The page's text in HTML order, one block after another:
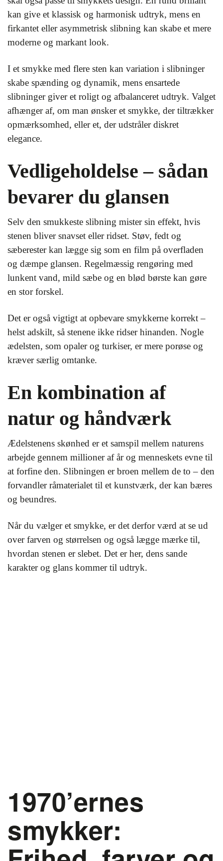
kan give et klassisk og harmonisk udtryk, mens en
firkantet eller asymmetrisk slibning kan skabe et mere
moderne og markant look.
I et smykke med flere sten kan variation i slibninger
skabe spænding og dynamik, mens ensartede
slibninger giver et roligt og afbalanceret udtryk. Valget
afhænger af, om man ønsker et smykke, der tiltrækker
opmærksomhed, eller et, der udstråler diskret
elegance.
Vedligeholdelse – sådan
bevarer du glansen
Selv den smukkeste slibning mister sin effekt, hvis
stenen bliver snavset eller ridset. Støv, fedt og
sæberester kan lægge sig som en film på overfladen
og dæmpe glansen. Regelmæssig rengøring med
lunkent vand, mild sæbe og en blød børste kan gøre
en stor forskel.
Det er også vigtigt at opbevare smykkerne korrekt –
helst adskilt, så stenene ikke ridser hinanden. Nogle
ædelsten, som opaler og turkiser, er mere porøse og
kræver særlig omtanke.
En kombination af
natur og håndværk
Ædelstenens skønhed er et samspil mellem naturens
arbejde gennem millioner af år og menneskets evne til
at forfine den. Slibningen er broen mellem de to – den
forvandler råmaterialet til et kunstværk, der kan bæres
og beundres.
Når du vælger et smykke, er det derfor værd at se ud
over farven og størrelsen og også lægge mærke til,
hvordan stenen er slebet. Det er her, dens sande
karakter og glans kommer til udtryk.
1970’ernes
smykker: